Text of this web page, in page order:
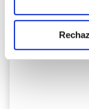
Pie parasol